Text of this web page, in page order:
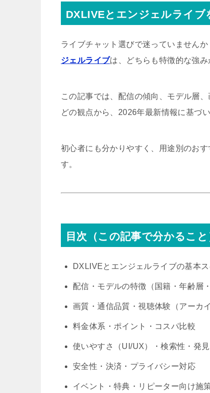
DXLIVEとエンジェルライブ
ライブチャット選びで迷っていません
ジェルライブは、どちらも特徴的な強み
この記事では、配信の傾向、モデル層
どの観点から、2026年最新情報に基づ
初心者にも分かりやすく、用途別のお
す。
目次（この記事で分かること
DXLIVEとエンジェルライブの基本
配信・モデルの特徴（国籍・年齢層
画質・通信品質・視聴体験（アーカ
料金体系・ポイント・コスパ比較
使いやすさ（UI/UX）・検索性・発
安全性・決済・プライバシー対応
イベント・特典・リピーター向け施